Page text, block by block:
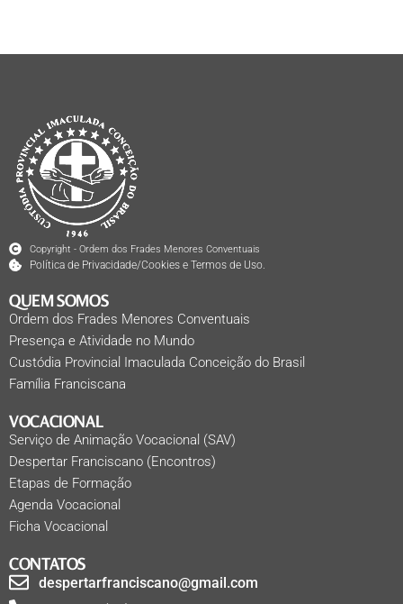
Copyright - Ordem dos Frades Menores Conventuais
Política de Privacidade/Cookies e Termos de Uso.
QUEM SOMOS
Ordem dos Frades Menores Conventuais
Presença e Atividade no Mundo
Custódia Provincial Imaculada Conceição do Brasil
Família Franciscana
VOCACIONAL
Serviço de Animação Vocacional (SAV)
Despertar Franciscano (Encontros)
Etapas de Formação
Agenda Vocacional
Ficha Vocacional
CONTATOS
despertarfranciscano@gmail.com